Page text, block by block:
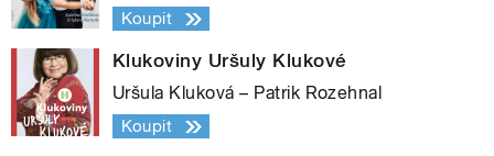
Koupit
Klukoviny Uršuly Klukové
Uršula Kluková – Patrik Rozehnal
Koupit